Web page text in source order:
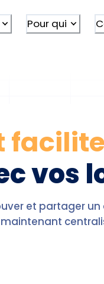
Pour qui
vos
et partager
maintenant